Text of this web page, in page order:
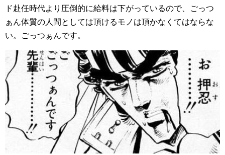
ド赴任時代より圧倒的に給料は下がっているので、ごっつ
ぁん体質の人間としては頂けるモノは頂かなくてはならな
い。ごっつぁんです。